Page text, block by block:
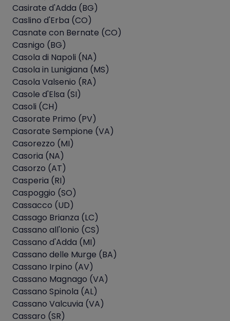
Casirate d'Adda (BG)
Caslino d'Erba (CO)
Casnate con Bernate (CO)
Casnigo (BG)
Casola di Napoli (NA)
Casola in Lunigiana (MS)
Casola Valsenio (RA)
Casole d'Elsa (SI)
Casoli (CH)
Casorate Primo (PV)
Casorate Sempione (VA)
Casorezzo (MI)
Casoria (NA)
Casorzo (AT)
Casperia (RI)
Caspoggio (SO)
Cassacco (UD)
Cassago Brianza (LC)
Cassano all'Ionio (CS)
Cassano d'Adda (MI)
Cassano delle Murge (BA)
Cassano Irpino (AV)
Cassano Magnago (VA)
Cassano Spinola (AL)
Cassano Valcuvia (VA)
Cassaro (SR)